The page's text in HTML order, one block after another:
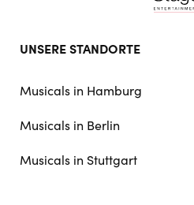
doormat
UNSERE STANDORTE
Musicals in Hamburg
Musicals in Berlin
Musicals in Stuttgart